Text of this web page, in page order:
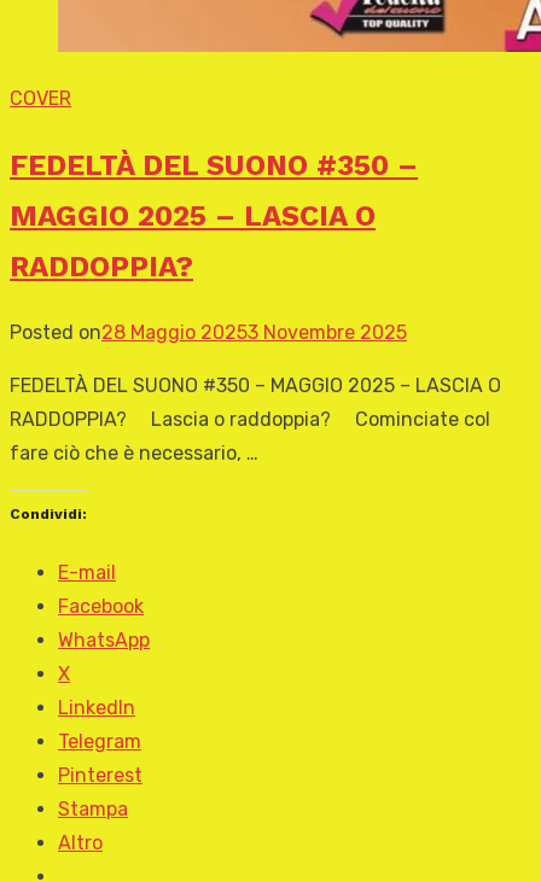
COVER
FEDELTÀ DEL SUONO #350 –
MAGGIO 2025 – LASCIA O
RADDOPPIA?
Posted on28 Maggio 20253 Novembre 2025
FEDELTÀ DEL SUONO #350 – MAGGIO 2025 – LASCIA O
RADDOPPIA? Lascia o raddoppia? Cominciate col
fare ciò che è necessario, …
Condividi:
E-mail
Facebook
WhatsApp
X
LinkedIn
Telegram
Pinterest
Stampa
Altro